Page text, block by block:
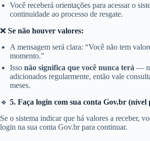
Você receberá orientações para acessar o
continuidade ao processo de resgate.
❌ Se não houver valores:
A mensagem será clara: “Você não tem
momento.”
Isso não significa que você nunca terá —
adicionados regularmente, então vale
meses.
🔹 5. Faça login com sua conta Gov.br
Se o sistema indicar que há valores a receber,
login na sua conta Gov.br para continuar.